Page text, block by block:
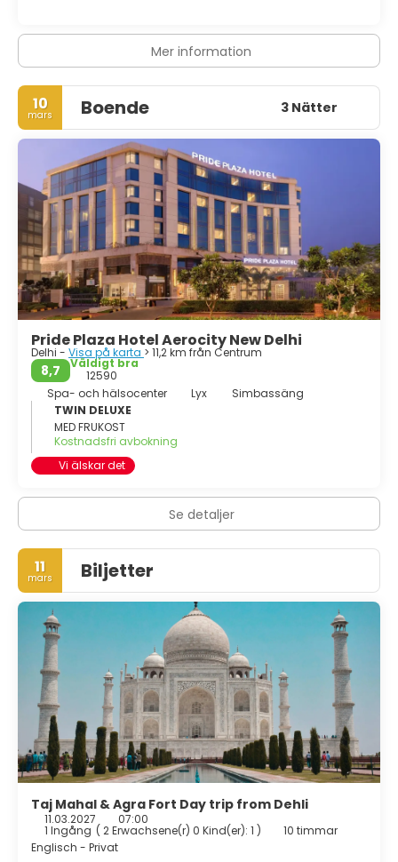
Mer information
10
mars Boende 3 Nätter
Pride Plaza Hotel Aerocity New Delhi
Delhi - Visa på karta > 11,2 km från Centrum
8,7
Väldigt bra
12590
Spa- och hälsocenter
Lyx
Simbassäng
TWIN DELUXE
MED FRUKOST
Kostnadsfri avbokning
Vi älskar det
Se detaljer
11
mars Biljetter
Taj Mahal & Agra Fort Day trip from Dehli
11.03.2027 07:00
1 Ingång ( 2 Erwachsene(r) 0 Kind(er): 1 )
10 timmar
Englisch - Privat